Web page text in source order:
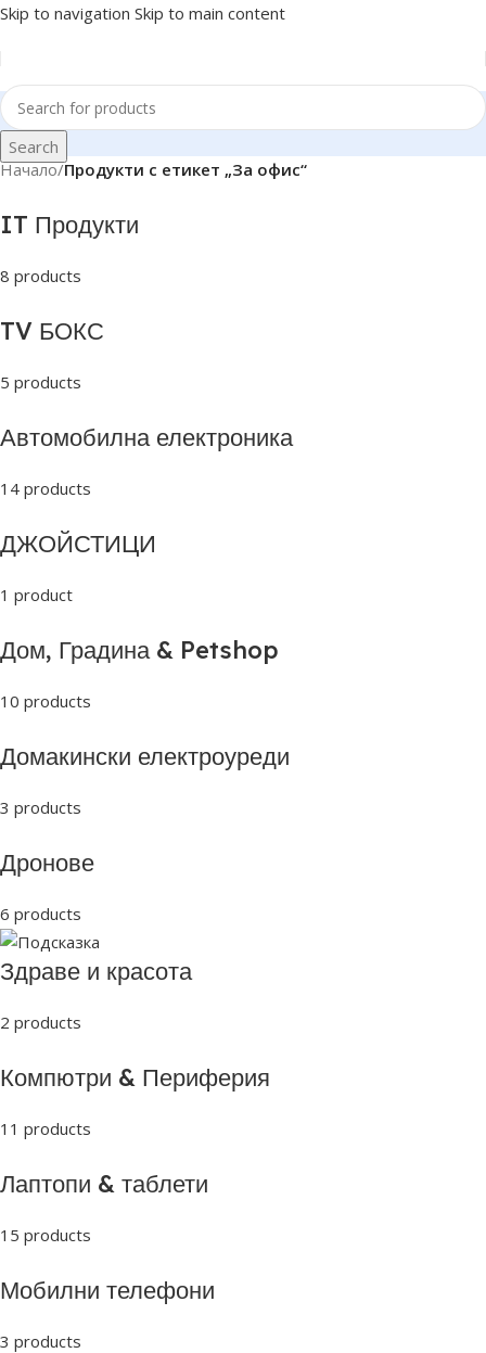
Skip to navigation Skip to main content
Search
Начало/Продукти с етикет „За офис“
IT Продукти
8 products
TV БОКС
5 products
Автомобилна електроника
14 products
ДЖОЙСТИЦИ
1 product
Дом, Градина & Petshop
10 products
Домакински електроуреди
3 products
Дронове
6 products
Здраве и красота
2 products
Компютри & Периферия
11 products
Лаптопи & таблети
15 products
Мобилни телефони
3 products